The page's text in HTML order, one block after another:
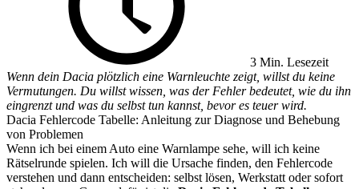
3 Min. Lesezeit
Wenn dein Dacia plötzlich eine Warnleuchte zeigt, willst du keine
Vermutungen. Du willst wissen, was der Fehler bedeutet, wie du ihn
eingrenzt und was du selbst tun kannst, bevor es teuer wird.
Dacia Fehlercode Tabelle: Anleitung zur Diagnose und Behebung
von Problemen
Wenn ich bei einem Auto eine Warnlampe sehe, will ich keine
Rätselrunde spielen. Ich will die Ursache finden, den Fehlercode
verstehen und dann entscheiden: selbst lösen, Werkstatt oder sofort